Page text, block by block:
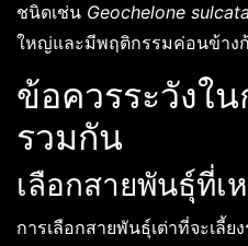
ชนิดเช่น Geochelone sulcata
ใหญ่และมีพฤติกรรมค่อนข้างก้
ข้อควรระวังใน
รวมกัน
เลือกสายพันธุ์ที่เ
การเลือกสายพันธุ์เต่าที่จะเลี้